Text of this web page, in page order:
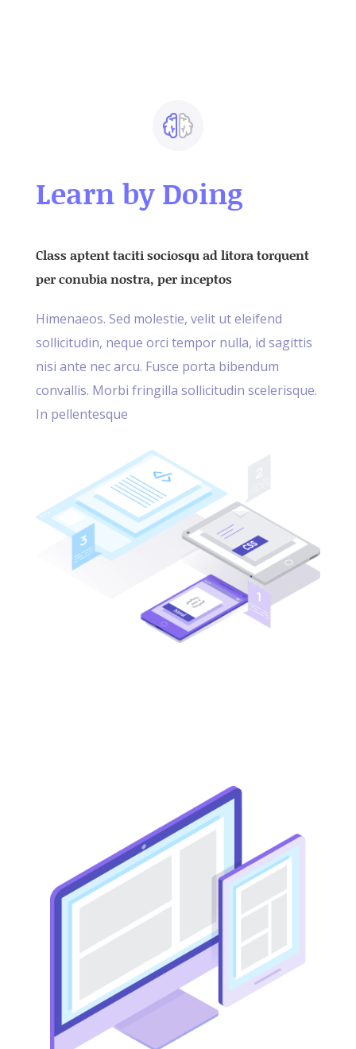
Learn by Doing
Class aptent taciti sociosqu ad litora torquent
per conubia nostra, per inceptos
Himenaeos. Sed molestie, velit ut eleifend
sollicitudin, neque orci tempor nulla, id sagittis
nisi ante nec arcu. Fusce porta bibendum
convallis. Morbi fringilla sollicitudin scelerisque.
In pellentesque